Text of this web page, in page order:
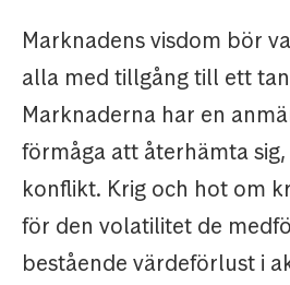
Marknadens visdom bör
alla med tillgång till ett
Marknaderna har en
förmåga att återhämta
konflikt. Krig och hot om
för den volatilitet de
bestående värdeförlust i